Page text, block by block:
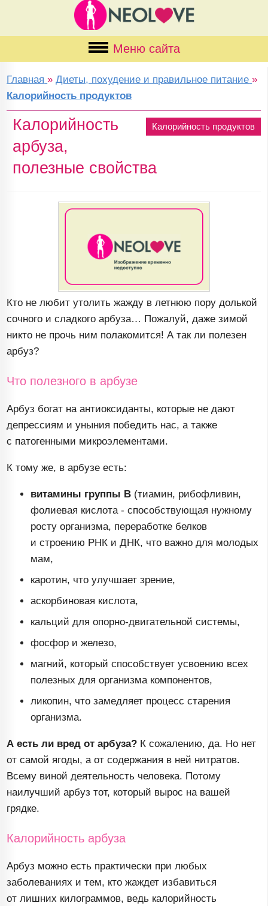
Меню сайта
Главная »Диеты, похудение и правильное питание »
Калорийность продуктов
Калорийность продуктов
Калорийность
арбуза,
полезные свойства
Кто не любит утолить жажду в летнюю пору долькой
сочного и сладкого арбуза… Пожалуй, даже зимой
никто не прочь ним полакомится! А так ли полезен
арбуз?
Что полезного в арбузе
Арбуз богат на антиоксиданты, которые не дают
депрессиям и уныния победить нас, а также
с патогенными микроэлементами.
К тому же, в арбузе есть:
витамины группы В (тиамин, рибофливин,
фолиевая кислота - способствующая нужному
росту организма, переработке белков
и строению РНК и ДНК, что важно для молодых
мам,
каротин, что улучшает зрение,
аскорбиновая кислота,
кальций дляопорно-двигательной системы,
фосфор и железо,
магний, который способствует усвоению всех
полезных для организма компонентов,
ликопин, что замедляет процесс старения
организма.
А есть ли вред от арбуза? К сожалению, да. Но нет
от самой ягоды, а от содержания в ней нитратов.
Всему виной деятельность человека. Потому
наилучший арбуз тот, который вырос на вашей
грядке.
Калорийность арбуза
Арбуз можно есть практически при любых
заболеваниях и тем, кто жаждет избавиться
от лишних килограммов, ведь калорийность